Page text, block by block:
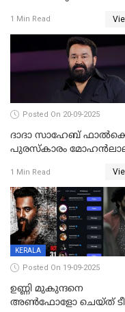
പറമ്പോലും ഈ സമയം
ജീപ്പിൽ
1 Min Read
Posted On 20-09-2025
ദാദാ സാഹേബ്
പുരസ്‌കാരം
1 Min Read
KERALA
Posted On 19-09-2025
ഉണ്ണി മുകുന്ദനെ
അൺഫോളോ ചെയ്ത്